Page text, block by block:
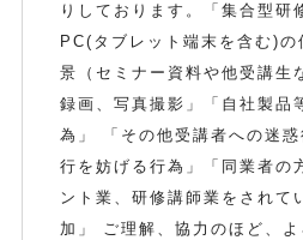
りしております。「集合型研
PC(タブレット端末を含む)
景（セミナー資料や他受講生
録画、写真撮影」「自社製品
為」 「その他受講者への迷
行を妨げる行為」「同業者の
ント業、研修講師業をされて
加」 ご理解、協力のほど、